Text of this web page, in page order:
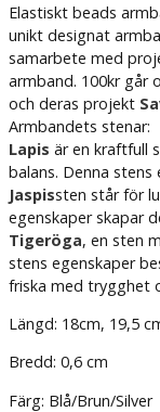
Elastiskt beads
unikt designat
samarbete med
armband. 100kr går
och deras projekt
Armbandets stenar:
Lapis är en kraftfull
balans. Denna stens
Jaspissten står för
egenskaper skapar
Tigeröga, en sten
stens egenskaper
friska med trygghet
Längd: 18cm, 19,5
Bredd: 0,6 cm
Färg: Blå/Brun/Silver